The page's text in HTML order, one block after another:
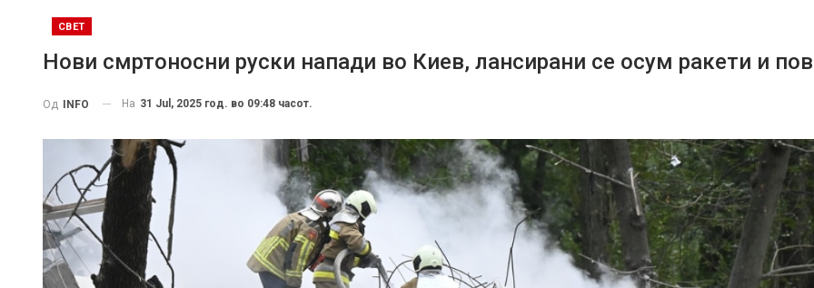
СВЕТ
Нови смртоносни руски напади во Киев, лансирани се осум ракети и
Од INFO На 31 Jul, 2025 год. во 09:48 часот.